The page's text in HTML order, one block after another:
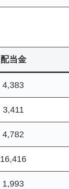
配当金
4,383
3,411
4,782
16,416
1,993